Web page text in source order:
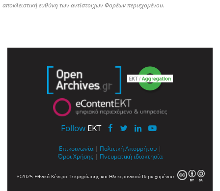
αποκλειστική ευθύνη των αντίστοιχων Φορέων περιεχομένου.
Follow EKT
Επικοινωνία | Πολιτική Απορρήτου |
Όροι Χρήσης | Πνευματική ιδιοκτησία
©2025 Εθνικό Κέντρο Τεκμηρίωσης και Ηλεκτρονικού Περιεχομένου